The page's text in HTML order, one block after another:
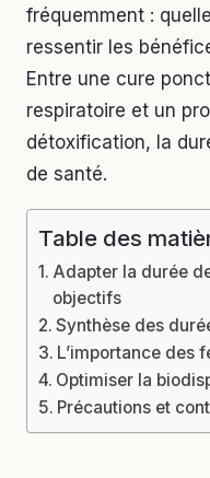
fréquemment :
ressentir les
Entre une cure
respiratoire et un
détoxification, la
de santé.
Table des
Adapter la durée
objectifs
Synthèse des
L’importance des
Optimiser la
Précautions et